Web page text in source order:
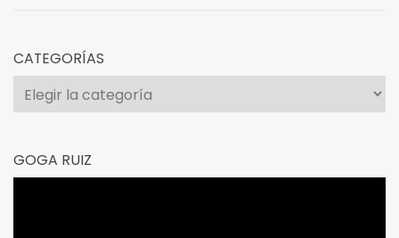
CATEGORÍAS
Categorías
GOGA RUIZ